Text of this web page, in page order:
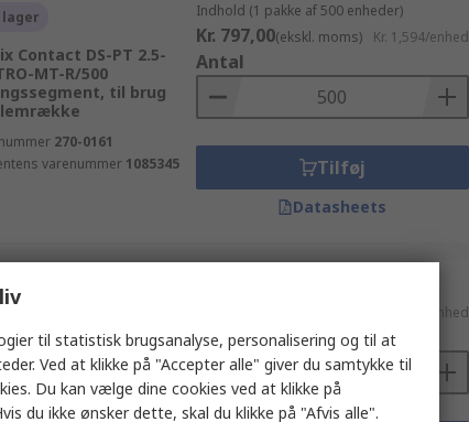
lager
Contact DS-PT 2.5-
MT-R/500
til brug
270-0161
varenummer 1085345
Indhold (1 pakke af 500 enheder)
Kr. 797,00(ekskl. moms) Kr. 1,594/enhed
Antal
Tilføj
Datasheets
Contact ZBF 5.QR:1-10
til brug med
804-1068
Kr. 6,358/enhed
Antal
til statistisk brugsanalyse, personalisering og til at
Ved at klikke på "Accepter alle" giver du samtykke til
Du kan vælge dine cookies ved at klikke på
du ikke ønsker dette, skal du klikke på "Afvis alle".